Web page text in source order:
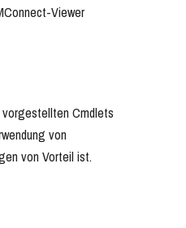
Viewer
Cmdlets
von
von Vorteil ist.